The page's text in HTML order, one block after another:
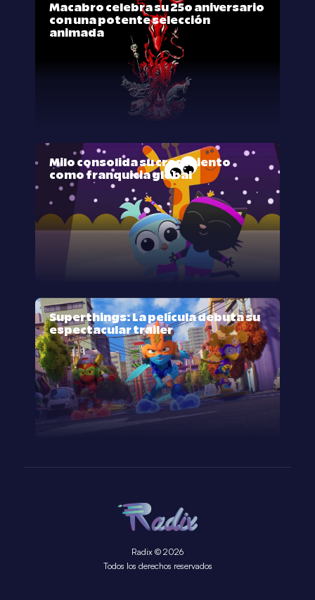
Macabro celebra su 25º aniversario
con una potente selección
animada
Milo consolida su crecimiento
como franquicia global
Superthings: La película debuta su
espectacular trailer
Radix © 2026
Todos los derechos reservados